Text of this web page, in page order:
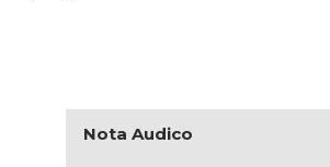
Nota Audico